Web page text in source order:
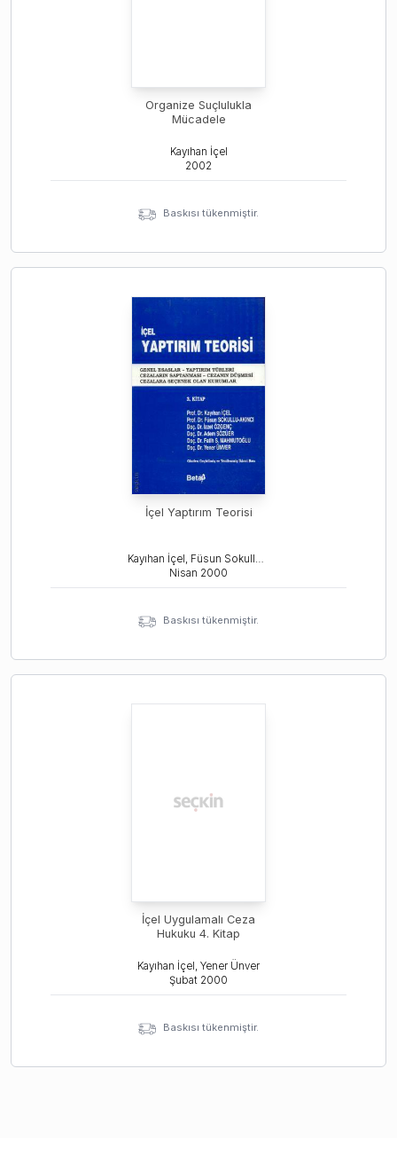
Organize Suçlulukla
Mücadele
Kayıhan İçel
2002
Baskısı tükenmiştir.
İçel Yaptırım Teorisi
Kayıhan İçel, Füsun Sokullu Akıncı
Nisan 2000
Baskısı tükenmiştir.
İçel Uygulamalı Ceza
Hukuku 4. Kitap
Kayıhan İçel, Yener Ünver
Şubat 2000
Baskısı tükenmiştir.